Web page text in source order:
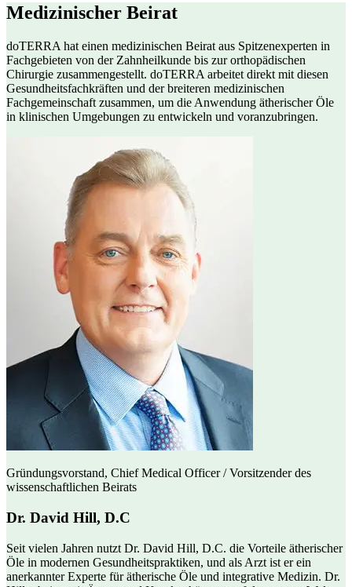
Medizinischer Beirat
doTERRA hat einen medizinischen Beirat aus Spitzenexperten in
Fachgebieten von der Zahnheilkunde bis zur orthopädischen
Chirurgie zusammengestellt. doTERRA arbeitet direkt mit diesen
Gesundheitsfachkräften und der breiteren medizinischen
Fachgemeinschaft zusammen, um die Anwendung ätherischer Öle
in klinischen Umgebungen zu entwickeln und voranzubringen.
Gründungsvorstand, Chief Medical Officer / Vorsitzender des
wissenschaftlichen Beirats
Dr. David Hill, D.C
Seit vielen Jahren nutzt Dr. David Hill, D.C. die Vorteile ätherischer
Öle in modernen Gesundheitspraktiken, und als Arzt ist er ein
anerkannter Experte für ätherische Öle und integrative Medizin. Dr.